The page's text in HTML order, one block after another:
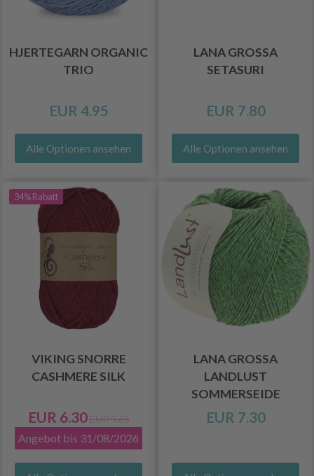
HJERTEGARN ORGANIC
TRIO
EUR 4.95
Alle Optionen ansehen
LANA GROSSA
SETASURI
EUR 7.80
Alle Optionen ansehen
34% Rabatt
VIKING SNORRE
CASHMERE SILK
EUR 6.30 EUR 9.65
Angebot bis 31/08/2026
LANA GROSSA
LANDLUST
SOMMERSEIDE
EUR 7.30